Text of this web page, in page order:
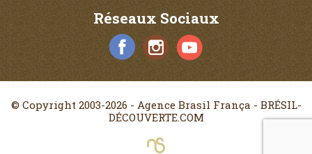
Réseaux Sociaux
© Copyright 2003-2026 - Agence Brasil França - BRÉSIL-
DÉCOUVERTE.COM